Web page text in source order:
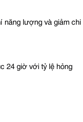
năng lượng và giảm chi
24 giờ với tỷ lệ hỏng